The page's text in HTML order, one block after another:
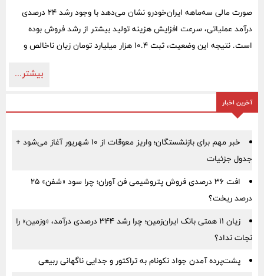
صورت مالی سه‌ماهه ایران‌خودرو نشان می‌دهد با وجود رشد ۲۴ درصدی
درآمد عملیاتی، سرعت افزایش هزینه تولید بیشتر از رشد فروش بوده
است. نتیجه این وضعیت، ثبت ۱۰.۴ هزار میلیارد تومان زیان ناخالص و
بیشتر...
آخرین اخبار
خبر مهم برای بازنشستگان؛ واریز معوقات از ۱۰ شهریور آغاز می‌شود +
جدول جزئیات
افت ۳۶ درصدی فروش پتروشیمی فن آوران؛ چرا سود «شفن» ۲۵
درصد ریخت؟
زیان ۱۱ همتی بانک ایران‌زمین؛ چرا رشد ۳۴۴ درصدی درآمد، «وزمین» را
نجات نداد؟
پشت‌پرده آمدن جواد نکونام به تراکتور و جدایی ناگهانی ربیعی